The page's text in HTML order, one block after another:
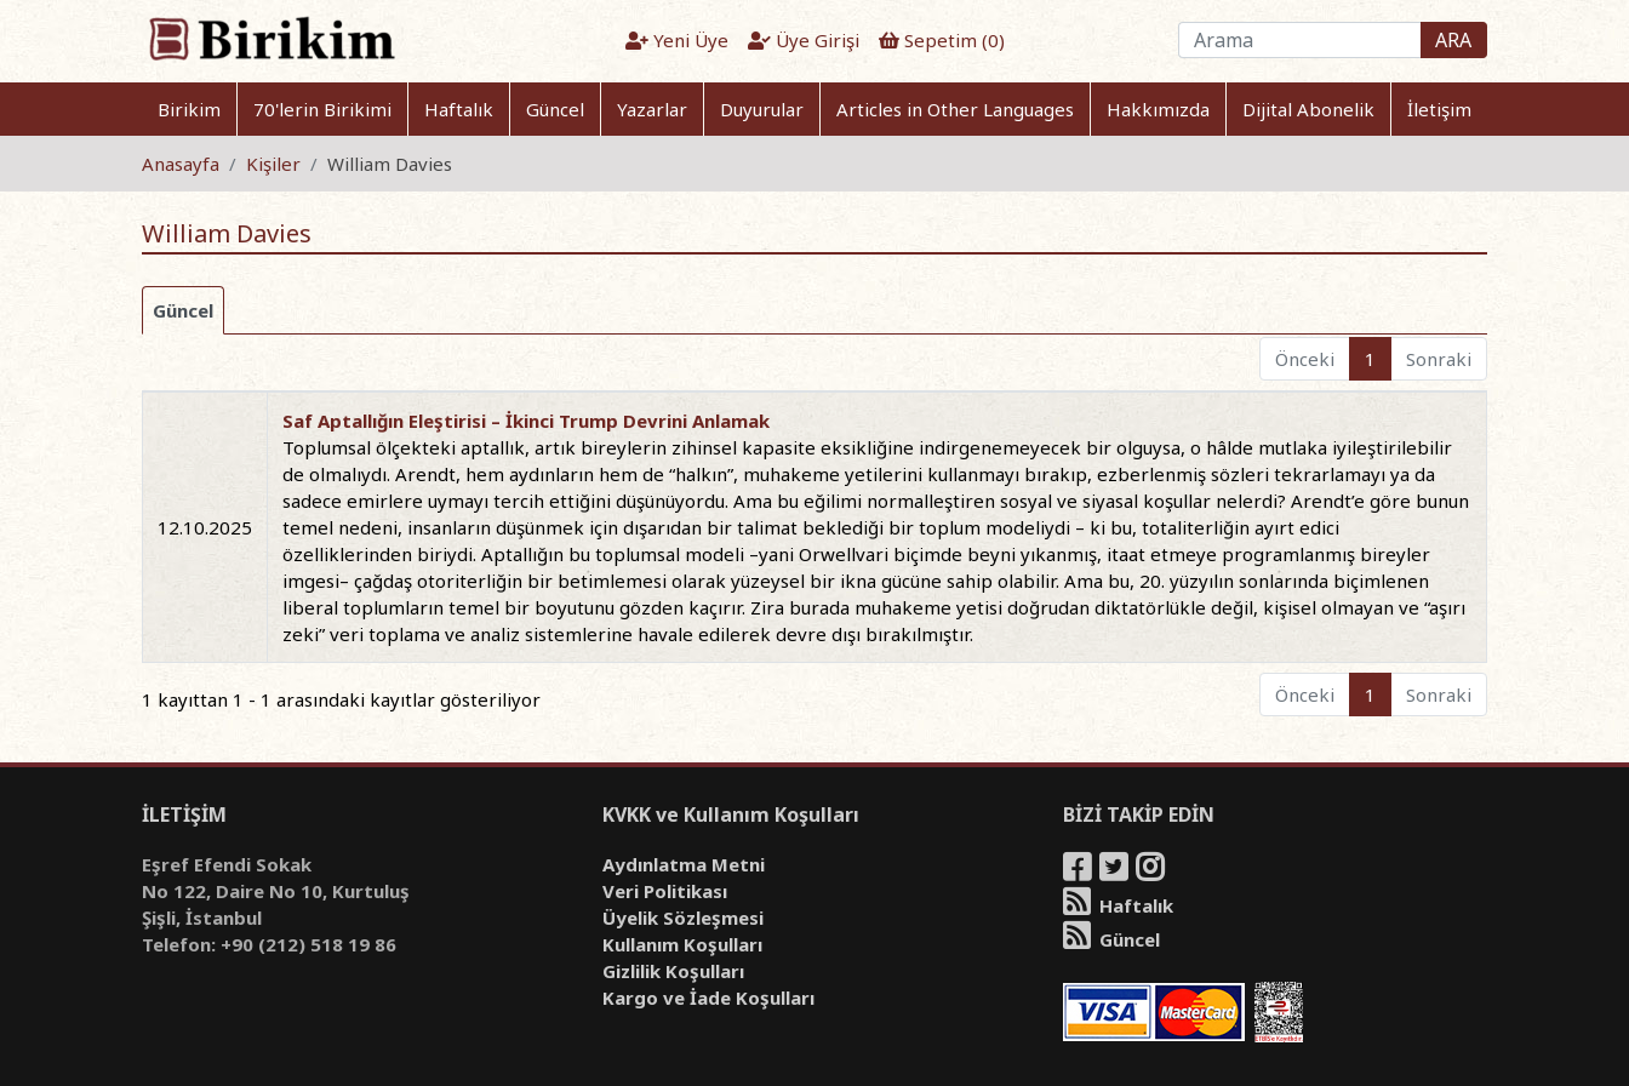
Yeni Üye Üye Girişi Sepetim (0) ARA
Birikim 70'lerin Birikimi Haftalık Güncel Yazarlar Duyurular Articles in Other Languages Hakkımızda Dijital Abonelik İletişim
Anasayfa Kişiler William Davies
William Davies
Güncel
Önceki
1 Sonraki
12.10.2025
Saf Aptallığın Eleştirisi – İkinci Trump Devrini Anlamak
Toplumsal ölçekteki aptallık, artık bireylerin zihinsel kapasite eksikliğine indirgenemeyecek bir olguysa, o hâlde mutlaka iyileştirilebilir
de olmalıydı. Arendt, hem aydınların hem de “halkın”, muhakeme yetilerini kullanmayı bırakıp, ezberlenmiş sözleri tekrarlamayı ya da
sadece emirlere uymayı tercih ettiğini düşünüyordu. Ama bu eğilimi normalleştiren sosyal ve siyasal koşullar nelerdi? Arendt’e göre bunun
temel nedeni, insanların düşünmek için dışarıdan bir talimat beklediği bir toplum modeliydi – ki bu, totaliterliğin ayırt edici
özelliklerinden biriydi. Aptallığın bu toplumsal modeli –yani Orwellvari biçimde beyni yıkanmış, itaat etmeye programlanmış bireyler
imgesi– çağdaş otoriterliğin bir betimlemesi olarak yüzeysel bir ikna gücüne sahip olabilir. Ama bu, 20. yüzyılın sonlarında biçimlenen
liberal toplumların temel bir boyutunu gözden kaçırır. Zira burada muhakeme yetisi doğrudan diktatörlükle değil, kişisel olmayan ve “aşırı
zeki” veri toplama ve analiz sistemlerine havale edilerek devre dışı bırakılmıştır.
1 kayıttan 1 - 1 arasındaki kayıtlar gösteriliyor Önceki 1 Sonraki
İLETİŞİM
Eşref Efendi Sokak
No 122, Daire No 10, Kurtuluş
Şişli, İstanbul
Telefon: +90 (212) 518 19 86
KVKK ve Kullanım Koşulları
Aydınlatma Metni
Veri Politikası
Üyelik Sözleşmesi
Kullanım Koşulları
Gizlilik Koşulları
Kargo ve İade Koşulları
BİZİ TAKİP EDİN
Haftalık
Güncel